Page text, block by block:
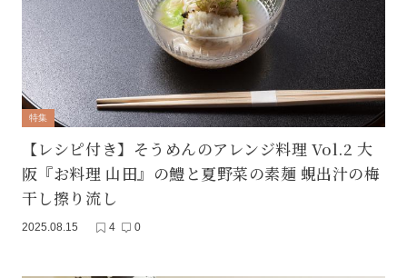
特集
【レシピ付き】そうめんのアレンジ料理 Vol.2 大
阪『お料理 山田』の鱧と夏野菜の素麺 蜆出汁の梅
干し擦り流し
2025.08.15 4 0